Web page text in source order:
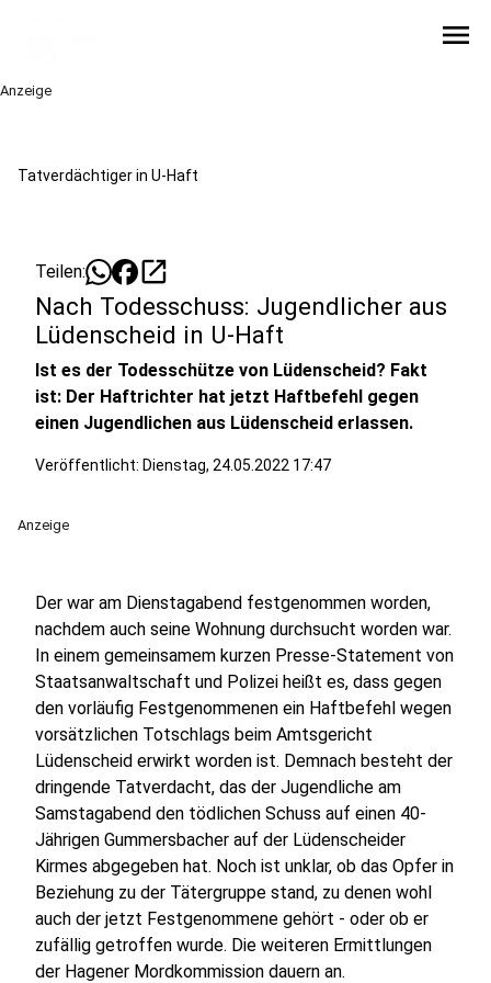
menu
Anzeige
Tatverdächtiger in U-Haft
Teilen: open_in_new
Nach Todesschuss: Jugendlicher aus
Lüdenscheid in U-Haft
Ist es der Todesschütze von Lüdenscheid? Fakt
ist: Der Haftrichter hat jetzt Haftbefehl gegen
einen Jugendlichen aus Lüdenscheid erlassen.
Veröffentlicht: Dienstag, 24.05.2022 17:47
Anzeige
Der war am Dienstagabend festgenommen worden,
nachdem auch seine Wohnung durchsucht worden war.
In einem gemeinsamem kurzen Presse-Statement von
Staatsanwaltschaft und Polizei heißt es, dass gegen
den vorläufig Festgenommenen ein Haftbefehl wegen
vorsätzlichen Totschlags beim Amtsgericht
Lüdenscheid erwirkt worden ist. Demnach besteht der
dringende Tatverdacht, das der Jugendliche am
Samstagabend den tödlichen Schuss auf einen 40-
Jährigen Gummersbacher auf der Lüdenscheider
Kirmes abgegeben hat. Noch ist unklar, ob das Opfer in
Beziehung zu der Tätergruppe stand, zu denen wohl
auch der jetzt Festgenommene gehört - oder ob er
zufällig getroffen wurde. Die weiteren Ermittlungen
der Hagener Mordkommission dauern an.